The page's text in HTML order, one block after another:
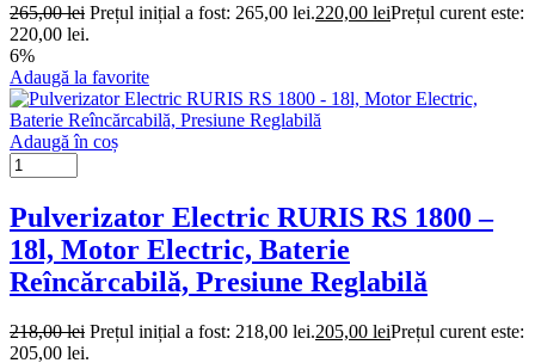
265,00lei Prețul inițial a fost: 265,00 lei.220,00 leiPrețul curent este:
220,00 lei.
6%
Adaugă la favorite
Adaugă în coș
Pulverizator Electric RURIS RS 1800 –
18l, Motor Electric, Baterie
Reîncărcabilă, Presiune Reglabilă
218,00lei Prețul inițial a fost: 218,00 lei.205,00 leiPrețul curent este:
205,00 lei.